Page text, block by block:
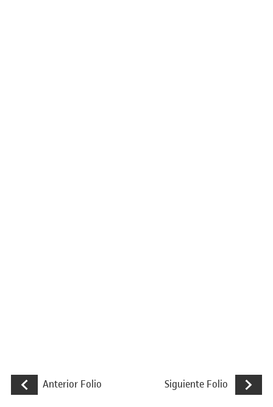
Navegación de entradas
Anterior Folio Campaña de comunicación para
Siguiente Folio